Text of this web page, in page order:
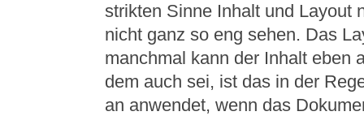
strikten Sinne Inhalt und Layout
nicht ganz so eng sehen. Das
manchmal kann der Inhalt eben
dem auch sei, ist das in der
an anwendet, wenn das